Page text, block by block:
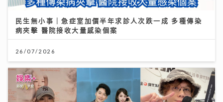
民生無小事｜急症室加價半年求診人次跌一成 多種傳染
病夾擊 醫院接收大量感染個案
26/07/2026